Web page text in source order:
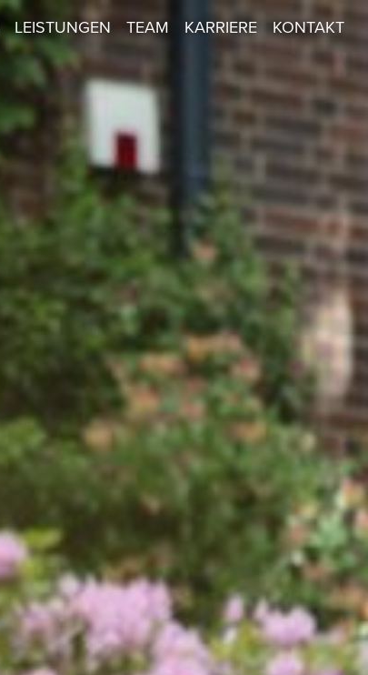
LEISTUNGEN TEAM KARRIERE KONTAKT